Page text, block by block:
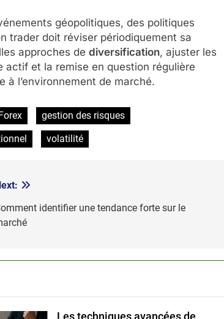
géopolitiques, des politiques
trader doit réviser périodiquement sa
approches de diversification, ajuster les
actif et la remise en question régulière
à l’environnement de marché.
Forex
gestion des risques
volatilité
identifier une tendance forte sur le